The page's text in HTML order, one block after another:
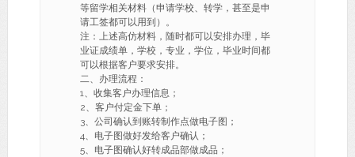
等留学相关材料（申请学校、转学，甚至是申
请工签都可以用到）。
注：上述高仿材料，随时都可以安排办理，毕
业证成绩单，学校，专业，学位，毕业时间都
可以根据客户要求安排。
二、办理流程：
1、收集客户办理信息；
2、客户付定金下单；
3、公司确认到账转制作点做电子图；
4、电子图做好发给客户确认；
5、电子图确认好转成品部做成品；